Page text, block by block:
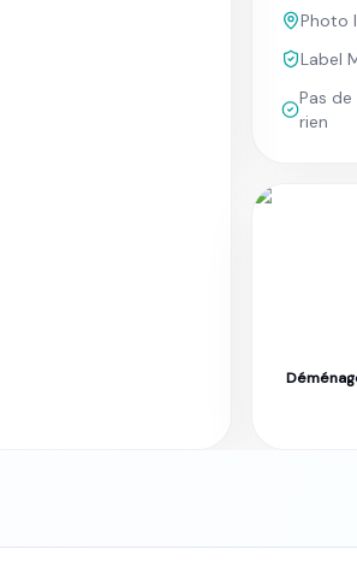
Photo
Label
Pas
rien